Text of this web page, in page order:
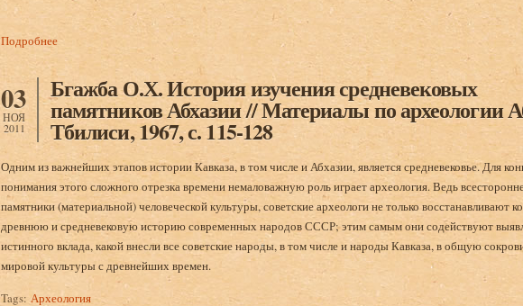
Подробнеео Анчабадзе З.В. История и культура Древней Абхазии. М., Наука. 1964.
03
НОЯ
2011
Бгажба О.Х. История изучения средневековых
памятников Абхазии // Материалы по археологии
Тбилиси, 1967, с. 115-128
Одним из важнейших этапов истории Кавказа, в том числе и Абхазии, является средневековье. Для
понимания этого сложного отрезка времени немаловажную роль играет археология. Ведь
памятники (материальной) человеческой культуры, советские археологи не только восстанавливают
древнюю и средневековую историю современных народов СССР; этим самым они содействуют
истинного вклада, какой внесли все советские народы, в том числе и народы Кавказа, в общую
мировой культуры с древнейших времен.
Tags: Археология